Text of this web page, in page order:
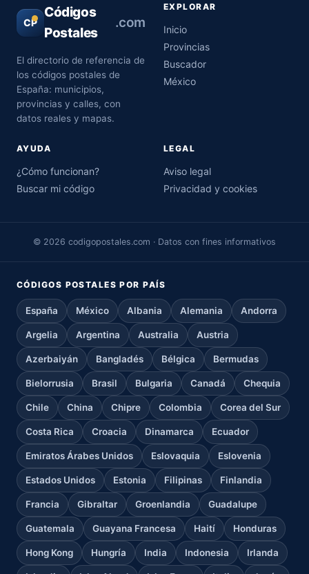
CP
Códigos
Postales
.com
El directorio de referencia de
los códigos postales de
España: municipios,
provincias y calles, con
datos reales y mapas.
EXPLORAR
Inicio
Provincias
Buscador
México
AYUDA
¿Cómo funcionan?
Buscar mi código
LEGAL
Aviso legal
Privacidad y cookies
© 2026 codigopostales.com · Datos con fines informativos
CÓDIGOS POSTALES POR PAÍS
España México Albania Alemania Andorra
Argelia Argentina Australia Austria
Azerbaiyán Bangladés Bélgica Bermudas
Bielorrusia Brasil Bulgaria Canadá Chequia
Chile China Chipre Colombia Corea del Sur
Costa Rica Croacia Dinamarca Ecuador
Emiratos Árabes Unidos Eslovaquia Eslovenia
Estados Unidos Estonia Filipinas Finlandia
Francia Gibraltar Groenlandia Guadalupe
Guatemala Guayana Francesa Haití Honduras
Hong Kong Hungría India Indonesia Irlanda